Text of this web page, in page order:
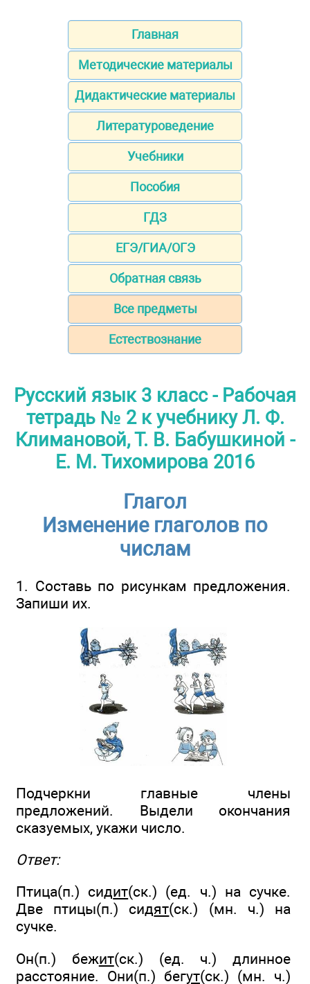
Главная
Методические материалы
Дидактические материалы
Литературоведение
Учебники
Пособия
ГДЗ
ЕГЭ/ГИА/ОГЭ
Обратная связь
Все предметы
Естествознание
Русский язык 3 класс - Рабочая
тетрадь № 2 к учебнику Л. Ф.
Климановой, Т. В. Бабушкиной -
Е. М. Тихомирова 2016
Глагол
Изменение глаголов по
числам
1. Составь по рисункам предложения.
Запиши их.
Подчеркни главные члены
предложений. Выдели окончания
сказуемых, укажи число.
Ответ:
Птица(п.) сидит(ск.) (ед. ч.) на сучке.
Две птицы(п.) сидят(ск.) (мн. ч.) на
сучке.
Он(п.) бежит(ск.) (ед. ч.) длинное
расстояние. Они(п.) бегут(ск.) (мн. ч.)